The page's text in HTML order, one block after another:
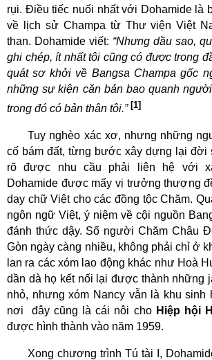
rụi. Điều tiếc nuối nhất với Dohamide là
về lịch sử Champa từ Thư viện Việt
than. Dohamide viết: “Nhưng dầu sao,
ghi chép, ít nhất tôi cũng có được trong
quát sơ khởi về Bangsa Champa gốc
những sự kiện căn bản bao quanh
trong đó có bản thân tôi.” [1]
Tuy nghèo xác xơ, nhưng những
cố bám đất, từng bước xây dựng lại đời
rõ được nhu cầu phải liên hệ với
Dohamide được mấy vị trưởng thượng
dạy chữ Việt cho các đồng tộc Chăm.
ngôn ngữ Việt, ý niệm về cội nguồn
đánh thức dậy. Số người Chăm Châu
Gòn ngày càng nhiều, không phải chỉ ở
lan ra các xóm lao động khác như Hoà
dần dà họ kết nối lại được thành những
nhỏ, nhưng xóm Nancy vẫn là khu sinh
nơi
đây cũng là cái nôi cho Hiệp hội
được hình thành vào năm 1959.
Xong chương trình Tú tài I,